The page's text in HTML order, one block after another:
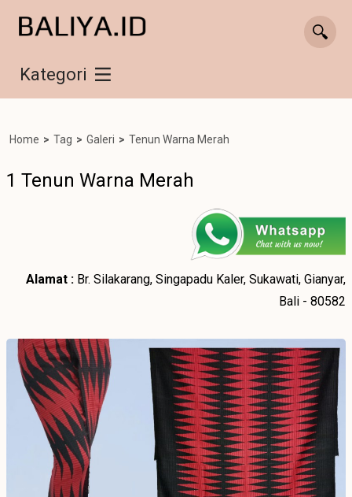
Kategori
Home > Tag > Galeri > Tenun Warna Merah
1 Tenun Warna Merah
Alamat : Br. Silakarang, Singapadu Kaler, Sukawati, Gianyar,
Bali - 80582